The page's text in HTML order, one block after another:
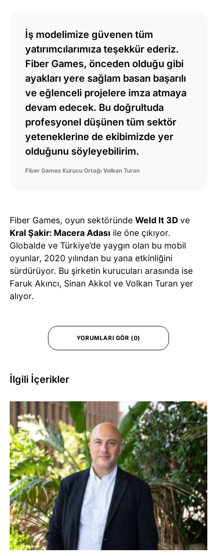
İş modelimize güvenen tüm
yatırımcılarımıza teşekkür ederiz.
Fiber Games, önceden olduğu gibi
ayakları yere sağlam basan başarılı
ve eğlenceli projelere imza atmaya
devam edecek. Bu doğrultuda
profesyonel düşünen tüm sektör
yeteneklerine de ekibimizde yer
olduğunu söyleyebilirim.
Fiber Games Kurucu Ortağı Volkan Turan
Fiber Games, oyun sektöründe Weld It 3D ve
Kral Şakir: Macera Adası ile öne çıkıyor.
Globalde ve Türkiye’de yaygın olan bu mobil
oyunlar, 2020 yılından bu yana etkinliğini
sürdürüyor. Bu şirketin kurucuları arasında ise
Faruk Akıncı, Sinan Akkol ve Volkan Turan yer
alıyor.
YORUMLARI GÖR (0)
İlgili İçerikler